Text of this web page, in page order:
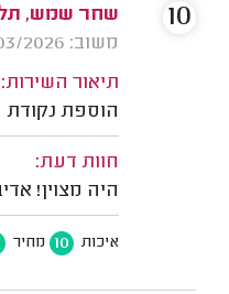
שחר שמש,
משוב: 31/03/2026
תיאור השירות:
הוספת
חוות דעת:
היה מצוין!
איכות 10 מחיר
10